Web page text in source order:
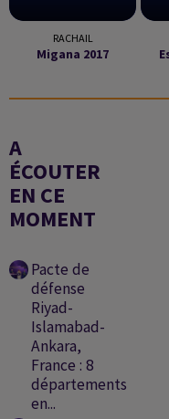
RACHAIL
Migana 2017
A
ÉCOUTER
EN CE
MOMENT
Pacte de
défense
Riyad-
Islamabad-
Ankara,
France : 8
départements
en...